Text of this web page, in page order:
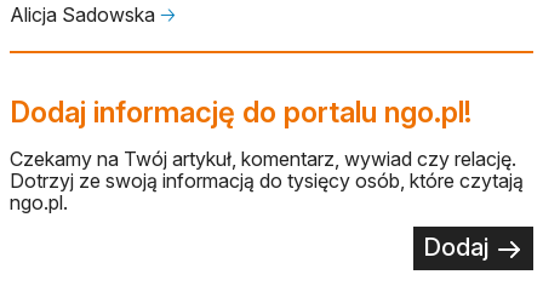
Alicja Sadowska 🡢
Dodaj informację do portalu ngo.pl!
Czekamy na Twój artykuł, komentarz, wywiad czy relację.
Dotrzyj ze swoją informacją do tysięcy osób, które czytają
ngo.pl.
Dodaj